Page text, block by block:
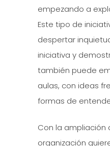
empezando a
Este tipo de
despertar
iniciativa y
también puede
aulas, con ideas
formas de
Con la ampliación
organización